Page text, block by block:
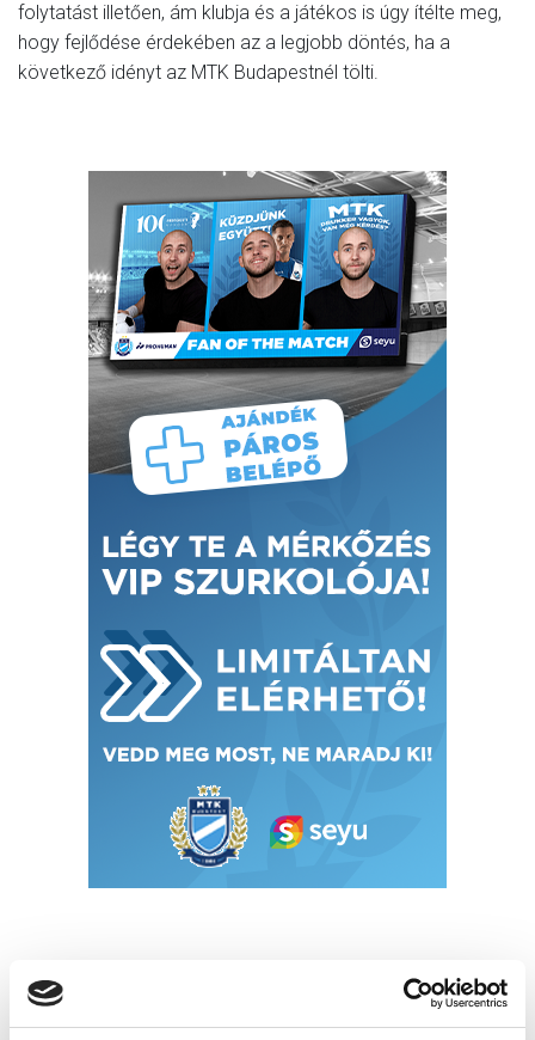
folytatást illetően, ám klubja és a játékos is úgy ítélte meg,
hogy fejlődése érdekében az a legjobb döntés, ha a
következő idényt az MTK Budapestnél tölti.